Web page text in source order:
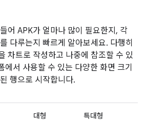
어 APK가 얼마나 많이 필요한지, 각
다루는지 빠르게 알아보세요. 다행히
차트로 작성하고 나중에 참조할 수 있
서 사용할 수 있는 다양한 화면 크기
행으로 시작합니다.
대형 특대형